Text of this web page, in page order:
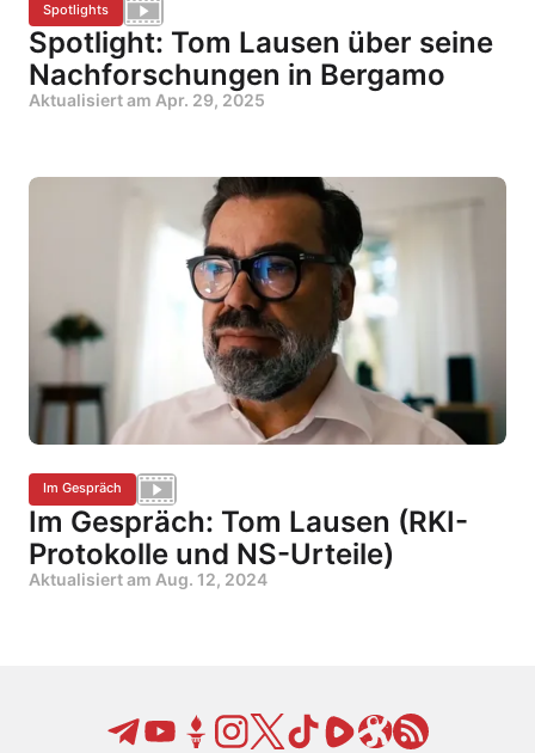
Spotlights
Spotlight: Tom Lausen über seine
Nachforschungen in Bergamo
Aktualisiert am Apr. 29, 2025
Im Gespräch
Im Gespräch: Tom Lausen (RKI-
Protokolle und NS-Urteile)
Aktualisiert am Aug. 12, 2024